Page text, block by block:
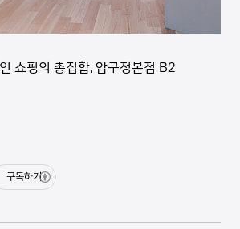
쇼핑의 총집합, 압구정본점 B2
구독하기